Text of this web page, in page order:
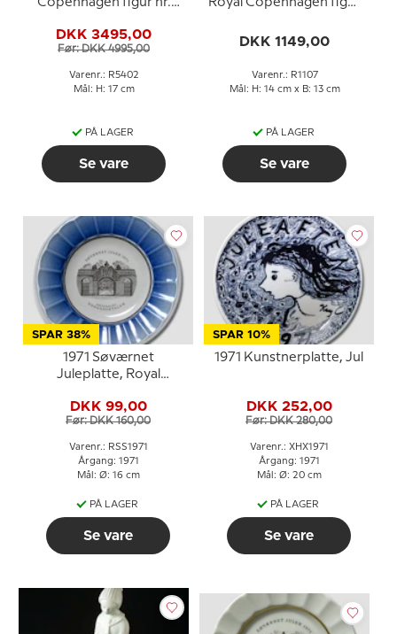
Copenhagen figur nr.
Rasmussen Privat)
DKK 3495,00
Før: DKK 4995,00
Varenr.: R5402
Mål: H: 17 cm
PÅ LAGER
Se vare
Royal Copenhagen figur
DKK 1149,00
Varenr.: R1107
Mål: H: 14 cm x B: 13 cm
PÅ LAGER
Se vare
SPAR 38%
1971 Søværnet
Juleplatte, Royal
DKK 99,00
Før: DKK 160,00
Varenr.: RSS1971
Årgang: 1971
Mål: Ø: 16 cm
PÅ LAGER
Se vare
SPAR 10%
1971 Kunstnerplatte, Jul
DKK 252,00
Før: DKK 280,00
Varenr.: XHX1971
Årgang: 1971
Mål: Ø: 20 cm
PÅ LAGER
Se vare